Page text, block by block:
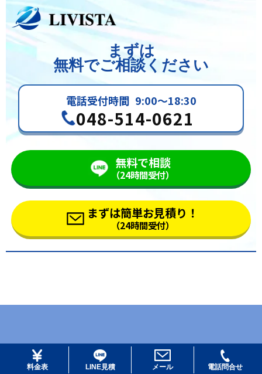
まずは
無料でご相談ください
電話受付時間 9:00～18:30
048-514-0621
無料で相談
（24時間受付）
まずは簡単お見積り！
（24時間受付）
料金表 LINE見積 メール 電話問合せ
© 2026 リビスタ All Rights Reserved.